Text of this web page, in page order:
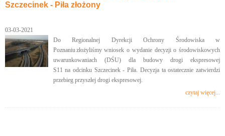
Szczecinek - Piła złożony
03-03-2021
Do Regionalnej Dyrekcji Ochrony Środowiska w
Poznaniu złożyliśmy wniosek o wydanie decyzji o środowiskowych
uwarunkowaniach (DŚU) dla budowy drogi ekspresowej
S11 na odcinku Szczecinek - Piła. Decyzja ta ostatecznie zatwierdzi
przebieg przyszłej drogi ekspresowej.
czytaj więcej...